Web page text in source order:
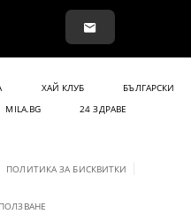
ХАЙ КЛУБ
БЪЛГАРСКИ
MILA.BG 24 ЗДРАВЕ
ПОЛИТИКА ЗА БИСКВИТКИ